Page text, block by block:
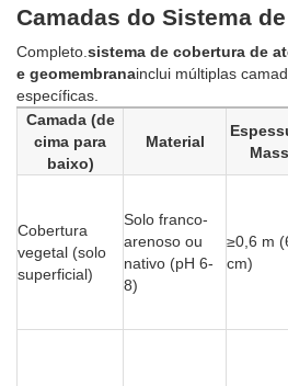
Camadas do Sistema
Completo. sistema de cobertura de
e geomembranainclui múltiplas
específicas.
Camada (de
cima para
baixo)
Material
Cobertura
vegetal (solo
superficial)
Solo franco-
arenoso ou
nativo (pH 6-
8)
≥0,6 m
cm)